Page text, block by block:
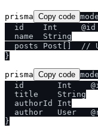
prisma Copy code
id    Int
  name  String
posts Post[]  //
prisma Copy code
id       Int
  title    String
  authorId Int
author   User